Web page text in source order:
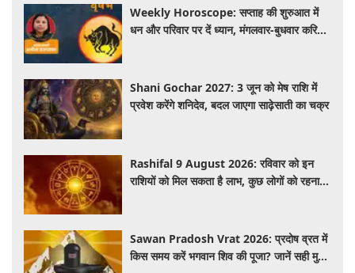
Weekly Horoscope: सप्ताह की शुरुआत में
धन और परिवार पर दें ध्यान, मंगलवार-बुधवार करियर
Shani Gochar 2027: 3 जून को मेष राशि में
प्रवेश करेंगे शनिदेव, बदल जाएगा साढ़ेसाती का चक्र
Rashifal 9 August 2026: रविवार को इन
राशियों को मिल सकता है लाभ, कुछ लोगों को रहना
Sawan Pradosh Vrat 2026: प्रदोष व्रत में
किस समय करें भगवान शिव की पूजा? जानें सही मुहूर्त